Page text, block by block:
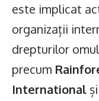
este implicat
organizații
drepturilor
precum
International și